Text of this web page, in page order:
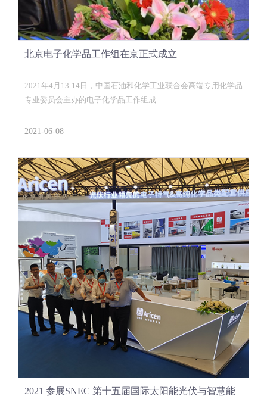
北京电子化学品工作组在京正式成立
2021年4月13-14日，中国石油和化学工业联合会高端专用化学品
专业委员会主办的电子化学品工作组成…
2021-06-08
2021 参展SNEC 第十五届国际太阳能光伏与智慧能